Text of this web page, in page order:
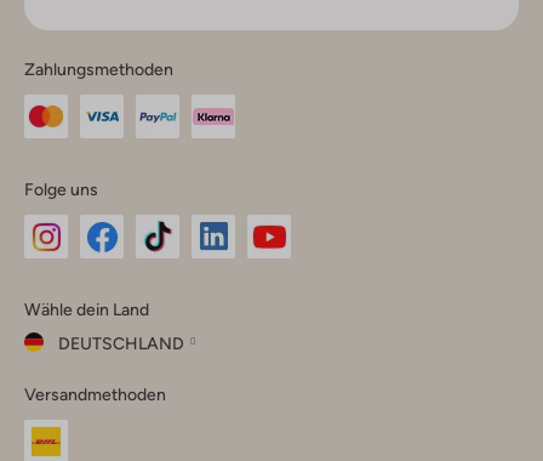
Zahlungsmethoden
Folge uns
Instagram
Facebook
TikTok
Wähle dein Land
DEUTSCHLAND
dein
Land
Versandmethoden